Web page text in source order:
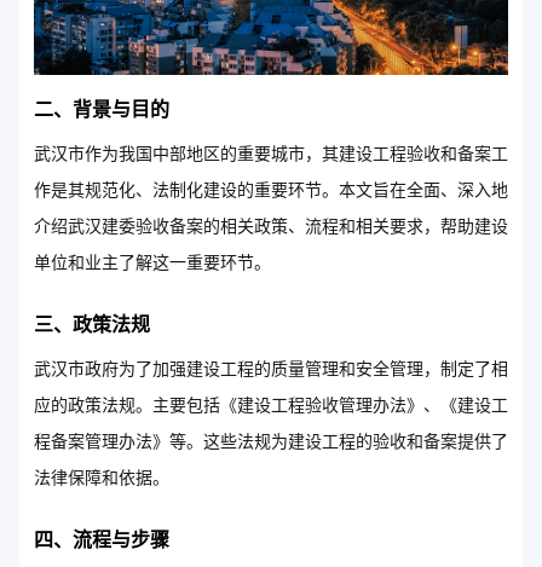
二、背景与目的
武汉市作为我国中部地区的重要城市，其建设工程验收和备案工
作是其规范化、法制化建设的重要环节。本文旨在全面、深入地
介绍武汉建委验收备案的相关政策、流程和相关要求，帮助建设
单位和业主了解这一重要环节。
三、政策法规
武汉市政府为了加强建设工程的质量管理和安全管理，制定了相
应的政策法规。主要包括《建设工程验收管理办法》、《建设工
程备案管理办法》等。这些法规为建设工程的验收和备案提供了
法律保障和依据。
四、流程与步骤